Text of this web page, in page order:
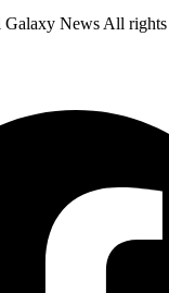
News All rights